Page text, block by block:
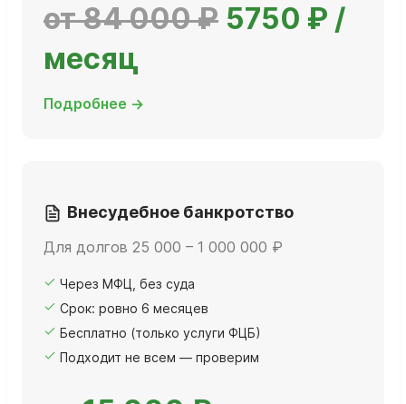
от 84 000 ₽ 5750 ₽ /
месяц
Подробнее →
Внесудебное банкротство
Для долгов 25 000 – 1 000 000 ₽
Через МФЦ, без суда
Срок: ровно 6 месяцев
Бесплатно (только услуги ФЦБ)
Подходит не всем — проверим